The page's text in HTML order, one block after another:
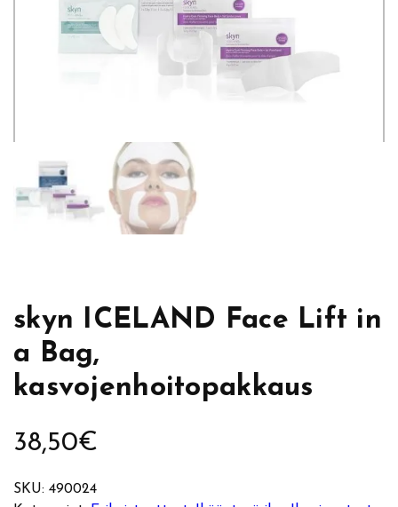
skyn ICELAND Face Lift in
a Bag,
kasvojenhoitopakkaus
38,50€
SKU: 490024